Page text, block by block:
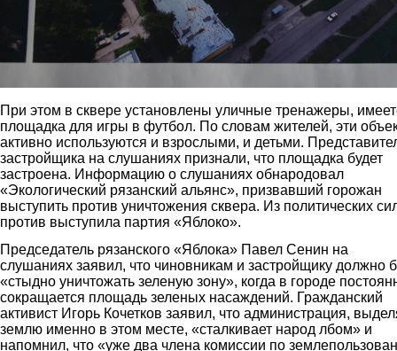
При этом в сквере установлены уличные тренажеры,
площадка для игры в футбол. По словам жителей, эти
активно используются и взрослыми, и детьми.
застройщика на слушаниях признали, что площадка будет
застроена. Информацию о слушаниях обнародовал
«Экологический рязанский альянс», призвавший горожан
выступить против уничтожения сквера. Из политических
против выступила партия «Яблоко».
Председатель рязанского «Яблока» Павел Сенин на
слушаниях заявил, что чиновникам и застройщику должно
«стыдно уничтожать зеленую зону», когда в городе
сокращается площадь зеленых насаждений. Гражданский
активист Игорь Кочетков заявил, что администрация,
землю именно в этом месте, «сталкивает народ лбом» и
напомнил, что «уже два члена комиссии по